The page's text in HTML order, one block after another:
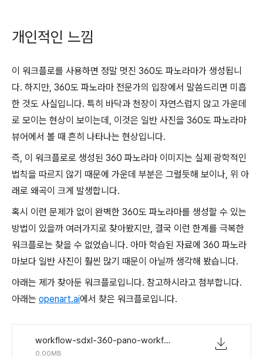
개인적인 느낌
이 워크플로를 사용하면 정말 멋진 360도 파노라마가 생성됩니
다. 하지만, 360도 파노라마 전문가의 입장에서 말씀드리면 미흡
한 것도 사실입니다. 특히 바닥과 천장이 자연스럽지 않고 가운데
로 모이는 현상이 보이는데, 이것은 일반 사진을 360도 파노라마
뷰어에서 볼 때 흔히 나타나는 현상입니다.
즉, 이 워크플로로 생성된 360 파노라마 이미지는 실제 광학적인
법칙을 따르지 않기 때문에 가운데 부분은 그럴듯해 보이나, 위 아
래로 왜곡이 크게 발생합니다.
혹시 이런 문제가 없이 완벽한 360도 파노라마를 생성할 수 있는
방법이 있을까 여러가지로 찾아봤지만, 결국 이런 한계를 극복한
워크플로는 찾을 수 없었습니다. 아마 학습된 자료에 360 파노라
마보다 일반 사진이 훨씬 많기 때문이 아닐까 생각해 봤습니다.
아래는 제가 찾아둔 워크플로입니다. 참고하시라고 첨부합니다.
아래는 openart.ai에서 찾은 워크플로입니다.
workflow-sdxl-360-pano-workflow-DamuVsetWwgvrYzD3foi-pike_misty_77-openart.ai.json
0.00MB